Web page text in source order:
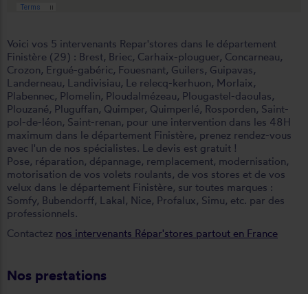
Voici vos 5 intervenants Repar'stores dans le département
Finistère (29) : Brest, Briec, Carhaix-plouguer, Concarneau,
Crozon, Ergué-gabéric, Fouesnant, Guilers, Guipavas,
Landerneau, Landivisiau, Le relecq-kerhuon, Morlaix,
Plabennec, Plomelin, Ploudalmézeau, Plougastel-daoulas,
Plouzané, Pluguffan, Quimper, Quimperlé, Rosporden, Saint-
pol-de-léon, Saint-renan, pour une intervention dans les 48H
maximum dans le département Finistère, prenez rendez-vous
avec l'un de nos spécialistes. Le devis est gratuit !
Pose, réparation, dépannage, remplacement, modernisation,
motorisation de vos volets roulants, de vos stores et de vos
velux dans le département Finistère, sur toutes marques :
Somfy, Bubendorff, Lakal, Nice, Profalux, Simu, etc. par des
professionnels.
Contactez nos intervenants Répar'stores partout en France
Nos prestations